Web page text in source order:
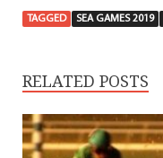
TAGGED SEA GAMES 2019
RELATED POSTS